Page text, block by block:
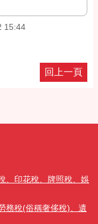
15:44
回上一頁
、印花稅、牌照稅、娛
務稅(俗稱奢侈稅)、遺